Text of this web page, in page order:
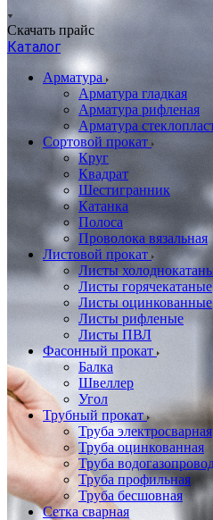
Скачать прайс
Каталог
Арматура
Арматура гладкая
Арматура рифленая
Арматура
Сортовой прокат
Круг
Квадрат
Шестигранник
Катанка
Полоса
Проволока вязальная
Листовой прокат
Листы
Листы горячекатаные
Листы оцинкованные
Листы рифленые
Листы ПВЛ
Фасонный прокат
Балка
Швеллер
Угол
Трубный прокат
Труба электросварная
Труба оцинкованная
Труба
Труба профильная
Труба бесшовная
Сетка сварная